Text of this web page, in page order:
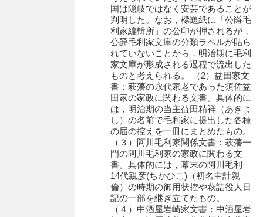
石田家文書（徳山市）
石田家文書（山口市）
市川家文書(千葉県)
厳島神社祭礼堅田中組水上会講文書
国は隠岐ではなく安芸であることが
判明した。なお，標題紙に「公爵毛
利家編輯所」の公印が押されるが，
公爵毛利家文庫の分類ラベルが貼ら
れていないことから，明治期に毛利
家文庫が形成される過程で流出した
ものと考えられる。 （2）益田家文
書：萩藩の永代家老であった須佐益
田家の家政に関わる文書。具体的に
は，明治期の当主益田精祥（あきよ
し）の名前で毛利家に提出した各種
の届の控えを一冊にまとめたもの。
（３）阿川毛利家関係文書：萩藩一
門の阿川毛利家の家政に関わる文
書。具体的には，幕末の阿川毛利
14代親彦(ちかひこ)（初名主計親
倫）の時期の御用状控や萩詰役人日
記の一部を継ぎ立てたもの。
（４）中酒屋岩崎家文書：中酒屋岩